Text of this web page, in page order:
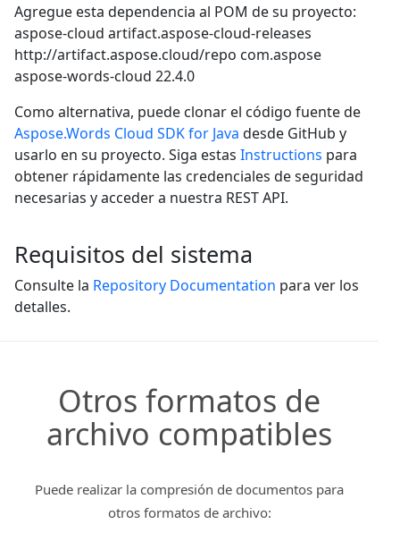
Agregue esta dependencia al POM de su proyecto:
aspose-cloud artifact.aspose-cloud-releases
http://artifact.aspose.cloud/repo com.aspose
aspose-words-cloud 22.4.0
Como alternativa, puede clonar el código fuente de
Aspose.Words Cloud SDK for Java desde GitHub y
usarlo en su proyecto. Siga estas Instructions para
obtener rápidamente las credenciales de seguridad
necesarias y acceder a nuestra REST API.
Requisitos del sistema
Consulte la Repository Documentation para ver los
detalles.
Otros formatos de
archivo compatibles
Puede realizar la compresión de documentos para
otros formatos de archivo: